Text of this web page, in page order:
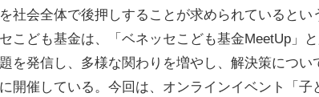
社会全体で後押しすることが求められているとい
こども基金は、「ベネッセこども基金MeetUp」
を発信し、多様な関わりを増やし、解決策につい
開催している。今回は、オンラインイベント「子